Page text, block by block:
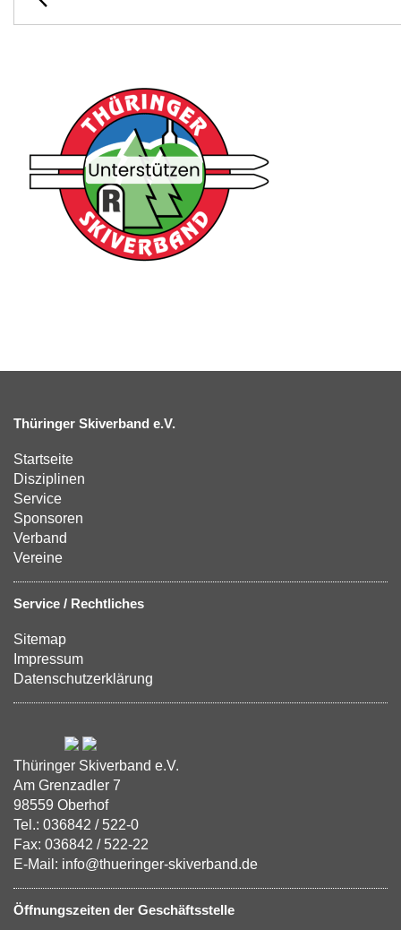
Thüringer Skiverband e.V.
Startseite
Disziplinen
Service
Sponsoren
Verband
Vereine
Service / Rechtliches
Sitemap
Impressum
Datenschutzerklärung
Thüringer Skiverband e.V.
Am Grenzadler 7
98559 Oberhof
Tel.: 036842 / 522-0
Fax: 036842 / 522-22
E-Mail: info@thueringer-skiverband.de
Öffnungszeiten der Geschäftsstelle